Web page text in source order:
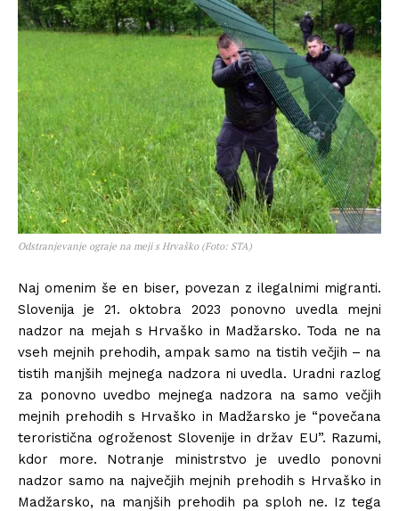
Odstranjevanje ograje na meji s Hrvaško (Foto: STA)
Naj omenim še en biser, povezan z ilegalnimi migranti.
Slovenija je 21. oktobra 2023 ponovno uvedla mejni
nadzor na mejah s Hrvaško in Madžarsko. Toda ne na
vseh mejnih prehodih, ampak samo na tistih večjih – na
tistih manjših mejnega nadzora ni uvedla. Uradni razlog
za ponovno uvedbo mejnega nadzora na samo večjih
mejnih prehodih s Hrvaško in Madžarsko je “povečana
teroristična ogroženost Slovenije in držav EU”. Razumi,
kdor more. Notranje ministrstvo je uvedlo ponovni
nadzor samo na največjih mejnih prehodih s Hrvaško in
Madžarsko, na manjših prehodih pa sploh ne. Iz tega